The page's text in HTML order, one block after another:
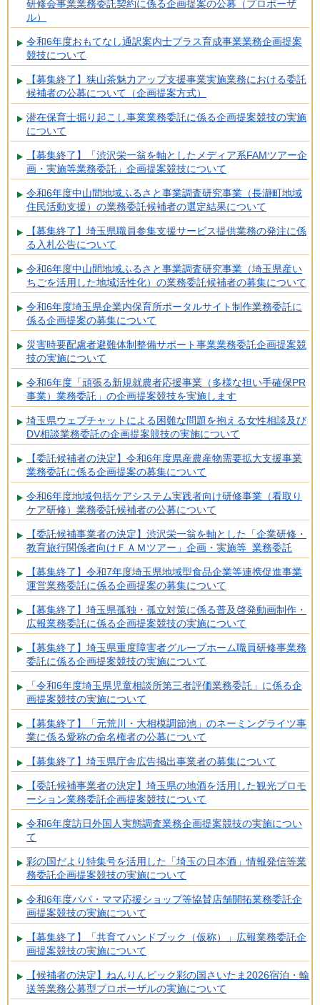
研修会事業業務委託契約に係る企画提案の公募（プロポーザ
ル）
令和6年度おもてなし通訳案内士プラス育成事業業務企画提案
競技について
【募集終了】狭山茶魅力アップ支援事業実施業務における委託
候補者の公募について（企画提案方式）
潜在保育士掘り起こし事業業務委託に係る企画提案競技の実施
について
【募集終了】「渋沢栄一翁を軸としたメディア系FAMツアー企
画・実施等業務委託」企画提案競技について
令和6年度中山間地域ふるさと事業調査研究事業（長瀞町地域
住民活動支援）の業務委託候補者の選定結果について
【募集終了】埼玉県職員参集支援サービス提供業務の発注に係
る入札公告について
令和6年度中山間地域ふるさと事業調査研究事業（埼玉県産い
ちごを活用した地域活性化）の業務委託候補者の募集について
令和6年度埼玉県企業内保育所ポータルサイト制作業務委託に
係る企画提案の募集について
災害時要配慮者避難体制整備サポート事業業務委託企画提案競
技の実施について
令和6年度「頑張る新規就農者応援事業（多様な担い手確保PR
事業）業務委託」の企画提案競技を実施します
埼玉県ウェブチャットによる困難な問題を抱える女性相談及び
DV相談業務委託の企画提案競技の実施について
【委託候補者の決定】令和6年度県産農産物需要拡大支援事業
業務委託に係る企画提案の募集について
令和6年度地域包括ケアシステム実践者向け研修事業（看取り
ケア研修）業務委託候補者の公募について
【委託候補事業者の決定】渋沢栄一翁を軸とした「企業研修・
教育旅行関係者向けＦＡＭツアー」企画・実施等 業務委託
【募集終了】令和7年度埼玉県地域型食品企業等連携促進事業
運営業務委託に係る企画提案の募集について
【募集終了】埼玉県孤独・孤立対策に係る普及啓発動画制作・
広報業務委託に係る企画提案競技の実施について
【募集終了】埼玉県重度障害者グループホーム職員研修事業務
委託に係る企画提案競技の実施について
「令和6年度埼玉県児童相談所第三者評価業務委託」に係る企
画提案競技の実施について
【募集終了】「元荒川・大相模調節池」のネーミングライツ事
業に係る愛称の命名権者の公募について
【募集終了】埼玉県庁舎広告掲出事業者の募集について
【委託候補事業者の決定】埼玉県の地酒を活用した観光プロモ
ーション業務委託企画提案競技について
令和6年度訪日外国人実態調査業務企画提案競技の実施につい
て
彩の国だより特集号を活用した「埼玉の日本酒」情報発信等業
務委託企画提案競技の実施について
令和6年度パパ・ママ応援ショップ等協賛店舗開拓業務委託企
画提案競技の実施について
【募集終了】「共育てハンドブック（仮称）」広報業務委託企
画提案競技の実施について
【候補者の決定】ねんりんピック彩の国さいたま2026宿泊・輸
送等業務公募型プロポーザルの実施について